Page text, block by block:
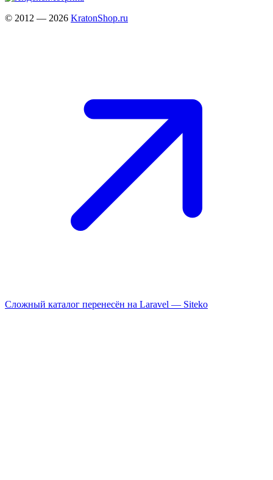
© 2012 — 2026 KratonShop.ru
Сложный каталог перенесён на Laravel — Siteko